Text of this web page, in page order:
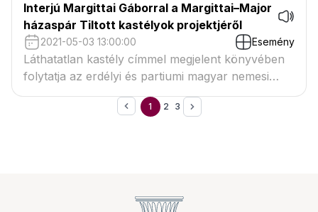
Interjú Margittai Gáborral a Margittai–Major
házaspár Tiltott kastélyok projektjéről
2021-05-03 13:00:00 Esemény
Láthatatlan kastély címmel megjelent könyvében
folytatja az erdélyi és partiumi magyar nemesi
családok kastélyainak történetét Margittai Gábor
és Major Anita – beszélgetés a Karc FM Karcolat
1 2 3